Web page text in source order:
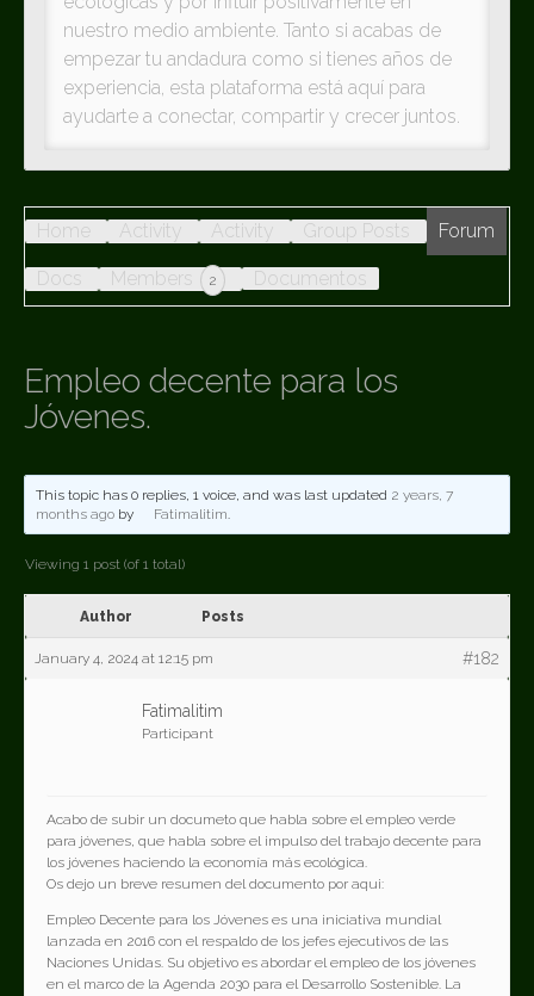
nuestro medio ambiente. Tanto si acabas de
empezar tu andadura como si tienes años de
experiencia, esta plataforma está aquí para
ayudarte a conectar, compartir y crecer juntos.
Home Activity Activity Group Posts Forum
Docs Members 2 Documentos
Empleo decente para los
Jóvenes.
This topic has 0 replies, 1 voice, and was last updated 2 years, 7
months ago by Fatimalitim.
Viewing 1 post (of 1 total)
Author Posts
January 4, 2024 at 12:15 pm #182
Fatimalitim
Participant
Acabo de subir un documeto que habla sobre el empleo verde
para jóvenes, que habla sobre el impulso del trabajo decente para
los jóvenes haciendo la economía más ecológica.
Os dejo un breve resumen del documento por aqui:
Empleo Decente para los Jóvenes es una iniciativa mundial
lanzada en 2016 con el respaldo de los jefes ejecutivos de las
Naciones Unidas. Su objetivo es abordar el empleo de los jóvenes
en el marco de la Agenda 2030 para el Desarrollo Sostenible. La